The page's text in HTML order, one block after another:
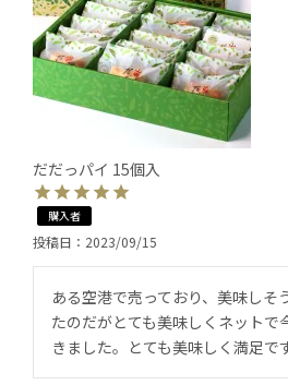
だだっパイ 15個入
購入者
投稿日 2023/09/15
ある空港で売っており、美味しそ
たのだがとても美味しくネットで
きました。とても美味しく満足で